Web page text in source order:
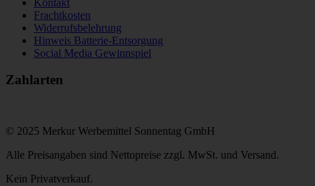
Frachtkosten
Widerrufsbelehrung
Hinweis Batterie-Entsorgung
Social Media Gewinnspiel
Zahlarten
© 2025 Merkur Werbemittel Sonnentag GmbH
Alle Preisangaben sind Nettopreise zzgl. MwSt. und Versand.
Kein Privatverkauf.